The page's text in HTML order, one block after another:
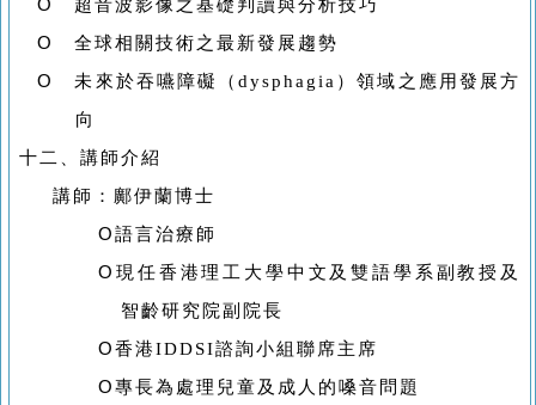
O 超音波影像之基礎判讀與分析技巧
O 全球相關技術之最新發展趨勢
O 未來於吞嚥障礙（dysphagia ）領域之應用發展方
向
十二、講師介紹
講師：鄺伊蘭博士
O語言治療師
O 現任香港理工大學中文及雙語學系副教授及
智齡研究院副院長
O香港IDDSI諮詢小組聯席主席
O專長為處理兒童及成人的嗓音問題